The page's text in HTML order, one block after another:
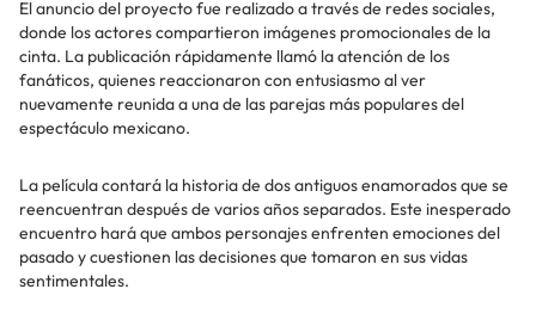
El anuncio del proyecto fue realizado a través de redes sociales,
donde los actores compartieron imágenes promocionales de la
cinta. La publicación rápidamente llamó la atención de los
fanáticos, quienes reaccionaron con entusiasmo al ver
nuevamente reunida a una de las parejas más populares del
espectáculo mexicano.
La película contará la historia de dos antiguos enamorados que se
reencuentran después de varios años separados. Este inesperado
encuentro hará que ambos personajes enfrenten emociones del
pasado y cuestionen las decisiones que tomaron en sus vidas
sentimentales.